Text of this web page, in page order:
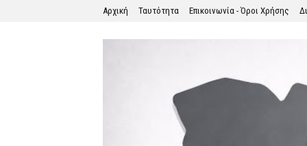
Αρχική Ταυτότητα Επικοινωνία - Όροι Χρήσης